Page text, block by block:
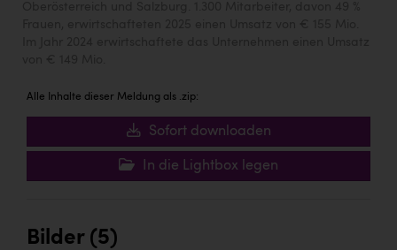
Alle Inhalte dieser Meldung als .zip:
Sofort downloaden
In die Lightbox legen
Bilder (5)